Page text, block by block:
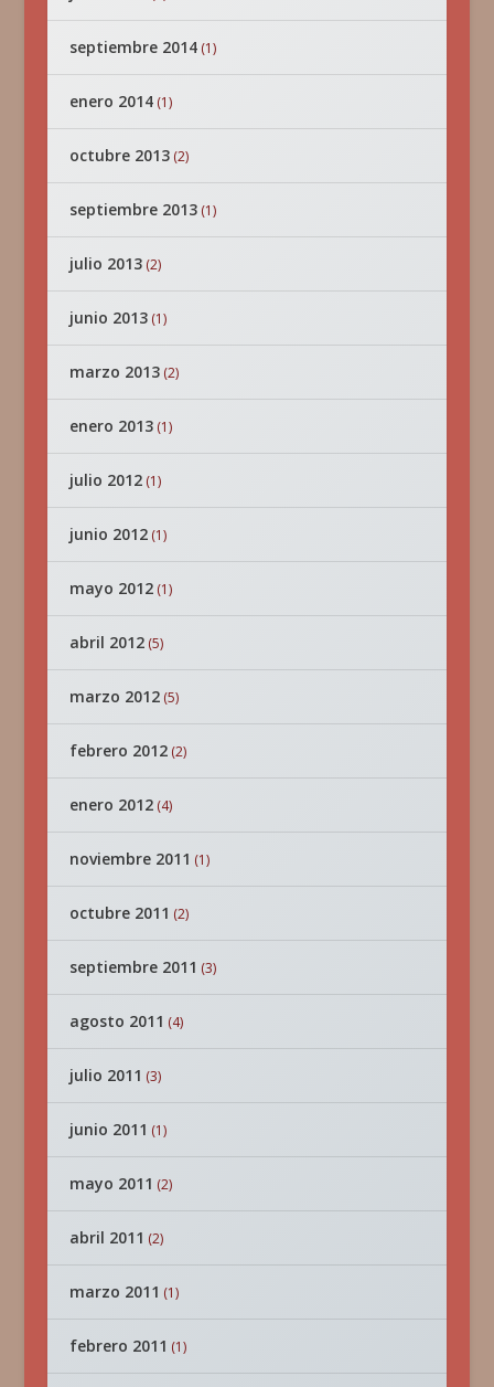
septiembre 2014(1)
enero 2014(1)
octubre 2013(2)
septiembre 2013(1)
julio 2013(2)
junio 2013(1)
marzo 2013(2)
enero 2013(1)
julio 2012(1)
junio 2012(1)
mayo 2012(1)
abril 2012(5)
marzo 2012(5)
febrero 2012(2)
enero 2012(4)
noviembre 2011 (1)
octubre 2011 (2)
septiembre 2011 (3)
agosto 2011 (4)
julio 2011 (3)
junio 2011 (1)
mayo 2011 (2)
abril 2011 (2)
marzo 2011 (1)
febrero 2011 (1)